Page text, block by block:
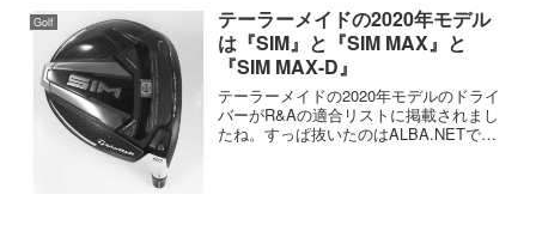
Golf
テーラーメイドの2020年モデル
は『SIM』と『SIM MAX』と
『SIM MAX-D』
テーラーメイドの2020年モデルのドライ
バーがR&Aの適合リストに掲載されまし
たね。すっぱ抜いたのはALBA.NETでし